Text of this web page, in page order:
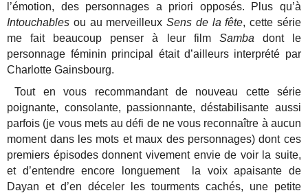
l’émotion, des personnages a priori opposés. Plus qu’à
Intouchables ou au merveilleuxSens de la fête, cette série
me fait beaucoup penser à leur film Samba dont le
personnage féminin principal était d’ailleurs interprété par
Charlotte Gainsbourg.
Tout en vous recommandant de nouveau cette série
poignante, consolante, passionnante, déstabilisante aussi
parfois (je vous mets au défi de ne vous reconnaître à aucun
moment dans les mots et maux des personnages) dont ces
premiers épisodes donnent vivement envie de voir la suite,
et d’entendre encore longuement la voix apaisante de
Dayan et d’en déceler les tourments cachés, une petite